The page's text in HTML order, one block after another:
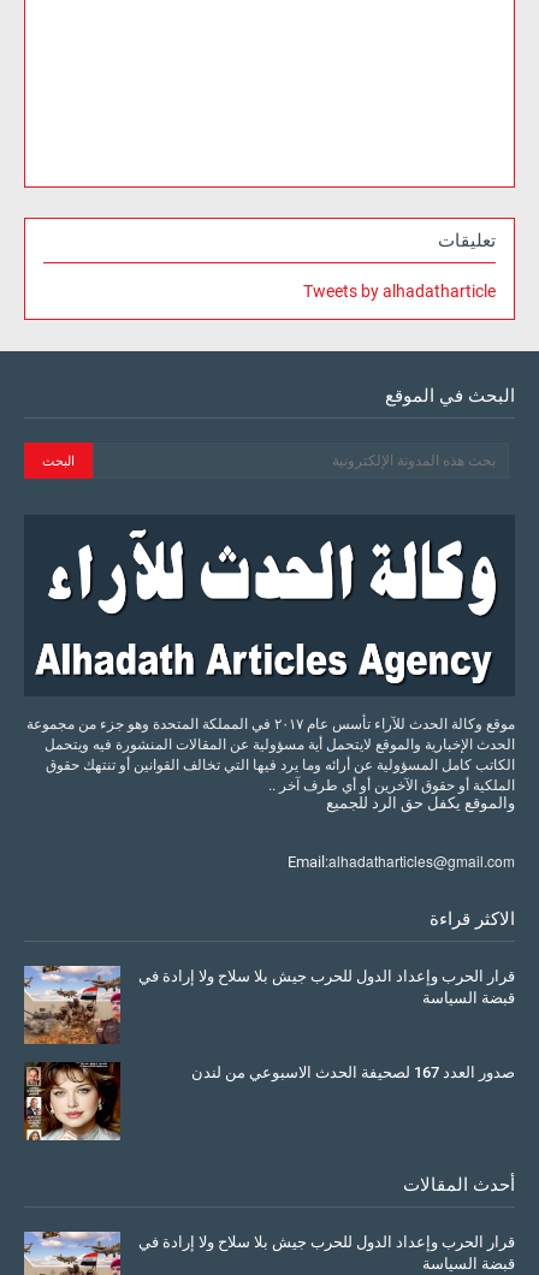
تعليقات
Tweets by alhadatharticle
البحث في الموقع
موقع وكالة الحدث للآراء تأسس عام ٢٠١٧ في المملكة المتحدة وهو جزء من مجموعة
الحدث الإخبارية والموقع لايتحمل أية مسؤولية عن المقالات المنشورة فيه ويتحمل
الكاتب كامل المسؤولية عن أرائه وما يرد فيها التي تخالف القوانين أو تنتهك حقوق
الملكية أو حقوق الآخرين أو أي طرف آخر ..
والموقع يكفل حق الرد للجميع
Email:alhadatharticles@gmail.com
الاكثر قراءة
قرار الحرب وإعداد الدول للحرب جيش بلا سلاح ولا إرادة في
قبضة السياسة
صدور العدد 167 لصحيفة الحدث الاسبوعي من لندن
أحدث المقالات
قرار الحرب وإعداد الدول للحرب جيش بلا سلاح ولا إرادة في
قبضة السياسة